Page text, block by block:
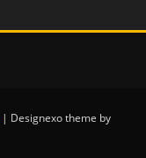
| Designexo theme by